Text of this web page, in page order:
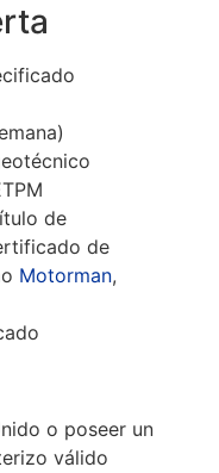
de
de
Motorman,
o poseer un
válido